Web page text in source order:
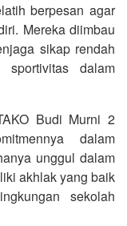
berpesan agar
Mereka diimbau
sikap rendah
dalam
Budi Murni 2
dalam
unggul dalam
akhlak yang baik
sekolah